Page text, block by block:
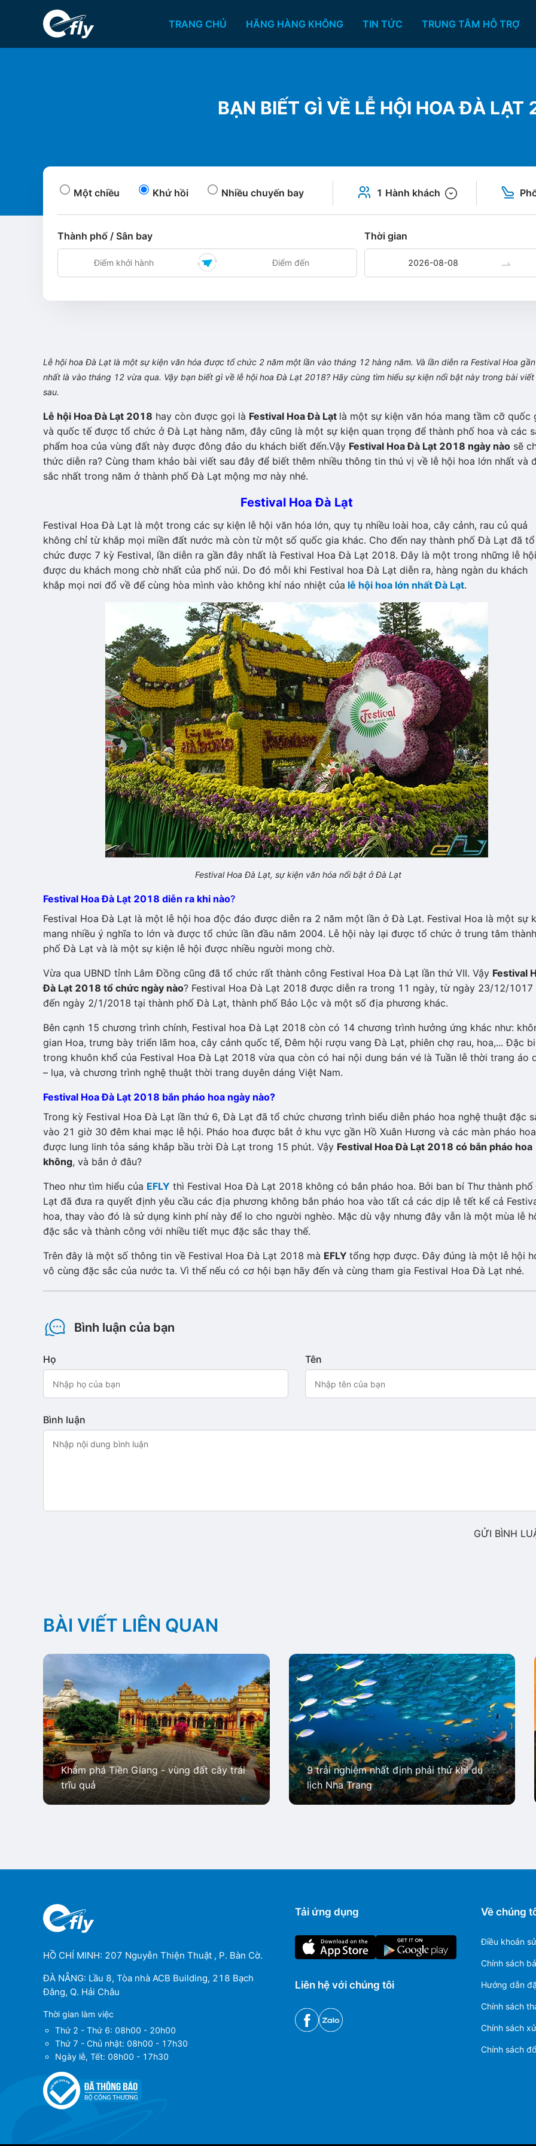
TRANG CHỦ HÃNG HÀNG KHÔNG TIN TỨC TRUNG TÂM HỖ TRỢ
BẠN BIẾT GÌ VỀ LỄ HỘI HOA ĐÀ LẠT
Một chiều Khứ hồi Nhiều chuyến bay 1 Hành khách
Thành phố / Sân bay Thời gian
Lễ hội hoa Đà Lạt là một sự kiện văn hóa được tổ chức 2 năm một lần vào tháng 12 hàng năm. Và lần diễn ra Festival Hoa gần
nhất là vào tháng 12 vừa qua. Vậy bạn biết gì về lễ hội hoa Đà Lạt 2018? Hãy cùng tìm hiểu sự kiện nổi bật này trong bài viết
sau.
Lễ hội Hoa Đà Lạt 2018 hay còn được gọi là Festival Hoa Đà Lạt là một sự kiện văn hóa mang tầm cỡ quốc
và quốc tế được tổ chức ở Đà Lạt hàng năm, đây cũng là một sự kiện quan trọng để thành phố hoa và các
phẩm hoa của vùng đất này được đông đảo du khách biết đến.Vậy Festival Hoa Đà Lạt 2018 ngày nào sẽ
thức diễn ra? Cùng tham khảo bài viết sau đây để biết thêm nhiều thông tin thú vị về lễ hội hoa lớn nhất và
sắc nhất trong năm ở thành phố Đà Lạt mộng mơ này nhé.
Festival Hoa Đà Lạt
Festival Hoa Đà Lạt là một trong các sự kiện lễ hội văn hóa lớn, quy tụ nhiều loài hoa, cây cảnh, rau củ quả
không chỉ từ khắp mọi miền đất nước mà còn từ một số quốc gia khác. Cho đến nay thành phố Đà Lạt đã tổ
chức được 7 kỳ Festival, lần diễn ra gần đây nhất là Festival Hoa Đà Lạt 2018. Đây là một trong những lễ hội
được du khách mong chờ nhất của phố núi. Do đó mỗi khi Festival hoa Đà Lạt diễn ra, hàng ngàn du khách
khắp mọi nơi đổ về để cùng hòa mình vào không khí náo nhiệt của lễ hội hoa lớn nhất Đà Lạt.
Festival Hoa Đà Lạt, sự kiện văn hóa nổi bật ở Đà Lạt
Festival Hoa Đà Lạt 2018 diễn ra khi nào?
Festival Hoa Đà Lạt là một lễ hội hoa độc đáo được diễn ra 2 năm một lần ở Đà Lạt. Festival Hoa là một sự
mang nhiều ý nghĩa to lớn và được tổ chức lần đầu năm 2004. Lễ hội này lại được tổ chức ở trung tâm thành
phố Đà Lạt và là một sự kiện lễ hội được nhiều người mong chờ.
Vừa qua UBND tỉnh Lâm Đồng cũng đã tổ chức rất thành công Festival Hoa Đà Lạt lần thứ VII. Vậy Festival
Đà Lạt 2018 tổ chức ngày nào? Festival Hoa Đà Lạt 2018 được diễn ra trong 11 ngày, từ ngày 23/12/1017
đến ngày 2/1/2018 tại thành phố Đà Lạt, thành phố Bảo Lộc và một số địa phương khác.
Bên cạnh 15 chương trình chính, Festival hoa Đà Lạt 2018 còn có 14 chương trình hưởng ứng khác như:
gian Hoa, trưng bày triển lãm hoa, cây cảnh quốc tế, Đêm hội rượu vang Đà Lạt, phiên chợ rau, hoa,... Đặc
trong khuôn khổ của Festival Hoa Đà Lạt 2018 vừa qua còn có hai nội dung bán vé là Tuần lễ thời trang áo
– lụa, và chương trình nghệ thuật thời trang duyên dáng Việt Nam.
Festival Hoa Đà Lạt 2018 bắn pháo hoa ngày nào?
Trong kỳ Festival Hoa Đà Lạt lần thứ 6, Đà Lạt đã tổ chức chương trình biểu diễn pháo hoa nghệ thuật đặc
vào 21 giờ 30 đêm khai mạc lễ hội. Pháo hoa được bắt ở khu vực gần Hồ Xuân Hương và các màn pháo hoa
được lung linh tỏa sáng khắp bầu trời Đà Lạt trong 15 phút. Vậy Festival Hoa Đà Lạt 2018 có bắn pháo hoa
không, và bắn ở đâu?
Theo như tìm hiểu của EFLY thì Festival Hoa Đà Lạt 2018 không có bắn pháo hoa. Bởi ban bí Thư thành
Lạt đã đưa ra quyết định yêu cầu các địa phương không bắn pháo hoa vào tất cả các dịp lễ tết kể cả
hoa, thay vào đó là sử dụng kinh phí này để lo cho người nghèo. Mặc dù vậy nhưng đây vẫn là một mùa lễ
đặc sắc và thành công với nhiều tiết mục đặc sắc thay thế.
Trên đây là một số thông tin về Festival Hoa Đà Lạt 2018 mà EFLY tổng hợp được. Đây đúng là một lễ hội
vô cùng đặc sắc của nước ta. Vì thế nếu có cơ hội bạn hãy đến và cùng tham gia Festival Hoa Đà Lạt nhé.
Bình luận của bạn
Họ Tên
Bình luận
GỬI BÌNH
BÀI VIẾT LIÊN QUAN
Khám phá Tiền Giang - vùng đất cây trái
trĩu quả
9 trải nghiệm nhất định phải thử khi du
lịch Nha Trang
HỒ CHÍ MINH: 207 Nguyễn Thiện Thuật , P. Bàn Cờ.
ĐÀ NẴNG: Lầu 8, Tòa nhà ACB Building, 218 Bạch
Đằng, Q. Hải Châu
Thời gian làm việc
Thứ 2 - Thứ 6: 08h00 - 20h00
Thứ 7 - Chủ nhật: 08h00 - 17h30
Ngày lễ, Tết: 08h00 - 17h30
Tải ứng dụng
Liên hệ với chúng tôi
Về chúng
Điều khoản
Chính sách
Hướng dẫn
Chính sách
Chính sách
Chính sách